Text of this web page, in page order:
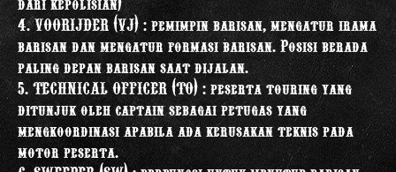
4. VOORIJDER (VJ) : pemimpin barisan, mengatur irama
barisan dan mengatur formasi barisan. Posisi berada
paling depan barisan saat dijalan.
5. TECHNICAL OFFICER (TO) : peserta touring yang
ditunjuk oleh captain sebagai petugas yang
mengkoordinasi apabila ada kerusakan teknis pada
motor peserta.